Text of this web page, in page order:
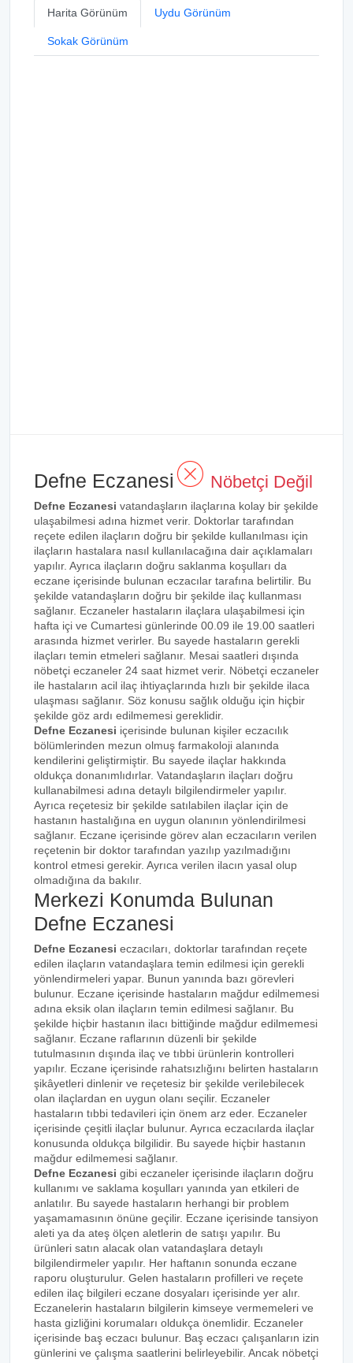
Harita Görünüm Uydu Görünüm
Sokak Görünüm
Defne Eczanesi Nöbetçi Değil
Defne Eczanesi vatandaşların ilaçlarına kolay bir şekilde
ulaşabilmesi adına hizmet verir. Doktorlar tarafından
reçete edilen ilaçların doğru bir şekilde kullanılması için
ilaçların hastalara nasıl kullanılacağına dair açıklamaları
yapılır. Ayrıca ilaçların doğru saklanma koşulları da
eczane içerisinde bulunan eczacılar tarafına belirtilir. Bu
şekilde vatandaşların doğru bir şekilde ilaç kullanması
sağlanır. Eczaneler hastaların ilaçlara ulaşabilmesi için
hafta içi ve Cumartesi günlerinde 00.09 ile 19.00 saatleri
arasında hizmet verirler. Bu sayede hastaların gerekli
ilaçları temin etmeleri sağlanır. Mesai saatleri dışında
nöbetçi eczaneler 24 saat hizmet verir. Nöbetçi eczaneler
ile hastaların acil ilaç ihtiyaçlarında hızlı bir şekilde ilaca
ulaşması sağlanır. Söz konusu sağlık olduğu için hiçbir
şekilde göz ardı edilmemesi gereklidir.
Defne Eczanesi içerisinde bulunan kişiler eczacılık
bölümlerinden mezun olmuş farmakoloji alanında
kendilerini geliştirmiştir. Bu sayede ilaçlar hakkında
oldukça donanımlıdırlar. Vatandaşların ilaçları doğru
kullanabilmesi adına detaylı bilgilendirmeler yapılır.
Ayrıca reçetesiz bir şekilde satılabilen ilaçlar için de
hastanın hastalığına en uygun olanının yönlendirilmesi
sağlanır. Eczane içerisinde görev alan eczacıların verilen
reçetenin bir doktor tarafından yazılıp yazılmadığını
kontrol etmesi gerekir. Ayrıca verilen ilacın yasal olup
olmadığına da bakılır.
Merkezi Konumda Bulunan
Defne Eczanesi
Defne Eczanesi eczacıları, doktorlar tarafından reçete
edilen ilaçların vatandaşlara temin edilmesi için gerekli
yönlendirmeleri yapar. Bunun yanında bazı görevleri
bulunur. Eczane içerisinde hastaların mağdur edilmemesi
adına eksik olan ilaçların temin edilmesi sağlanır. Bu
şekilde hiçbir hastanın ilacı bittiğinde mağdur edilmemesi
sağlanır. Eczane raflarının düzenli bir şekilde
tutulmasının dışında ilaç ve tıbbi ürünlerin kontrolleri
yapılır. Eczane içerisinde rahatsızlığını belirten hastaların
şikâyetleri dinlenir ve reçetesiz bir şekilde verilebilecek
olan ilaçlardan en uygun olanı seçilir. Eczaneler
hastaların tıbbi tedavileri için önem arz eder. Eczaneler
içerisinde çeşitli ilaçlar bulunur. Ayrıca eczacılarda ilaçlar
konusunda oldukça bilgilidir. Bu sayede hiçbir hastanın
mağdur edilmemesi sağlanır.
Defne Eczanesi gibi eczaneler içerisinde ilaçların doğru
kullanımı ve saklama koşulları yanında yan etkileri de
anlatılır. Bu sayede hastaların herhangi bir problem
yaşamamasının önüne geçilir. Eczane içerisinde tansiyon
aleti ya da ateş ölçen aletlerin de satışı yapılır. Bu
ürünleri satın alacak olan vatandaşlara detaylı
bilgilendirmeler yapılır. Her haftanın sonunda eczane
raporu oluşturulur. Gelen hastaların profilleri ve reçete
edilen ilaç bilgileri eczane dosyaları içerisinde yer alır.
Eczanelerin hastaların bilgilerin kimseye vermemeleri ve
hasta gizliğini korumaları oldukça önemlidir. Eczaneler
içerisinde baş eczacı bulunur. Baş eczacı çalışanların izin
günlerini ve çalışma saatlerini belirleyebilir. Ancak nöbetçi